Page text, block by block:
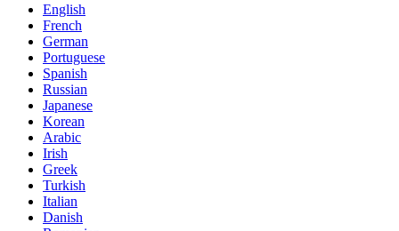
English
French
German
Portuguese
Spanish
Russian
Japanese
Korean
Arabic
Irish
Greek
Turkish
Italian
Danish